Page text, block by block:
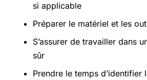
si applicable
Préparer le matériel et les
S’assurer de travailler dans
sûr
Prendre le temps d’identifier